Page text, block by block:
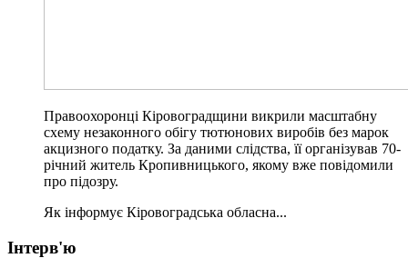
Правоохоронці Кіровоградщини викрили масштабну
схему незаконного обігу тютюнових виробів без марок
акцизного податку. За даними слідства, її організував 70-
річний житель Кропивницького, якому вже повідомили
про підозру.
Як інформує Кіровоградська обласна...
Інтерв'ю